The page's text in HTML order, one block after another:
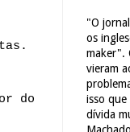
do
"O
os
maker".
vieram
isso que
dívida